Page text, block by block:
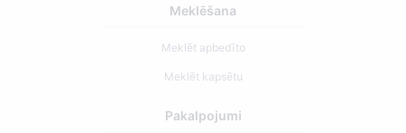
Meklēšana
Meklēt apbedīto
Meklēt kapsētu
Pakalpojumi